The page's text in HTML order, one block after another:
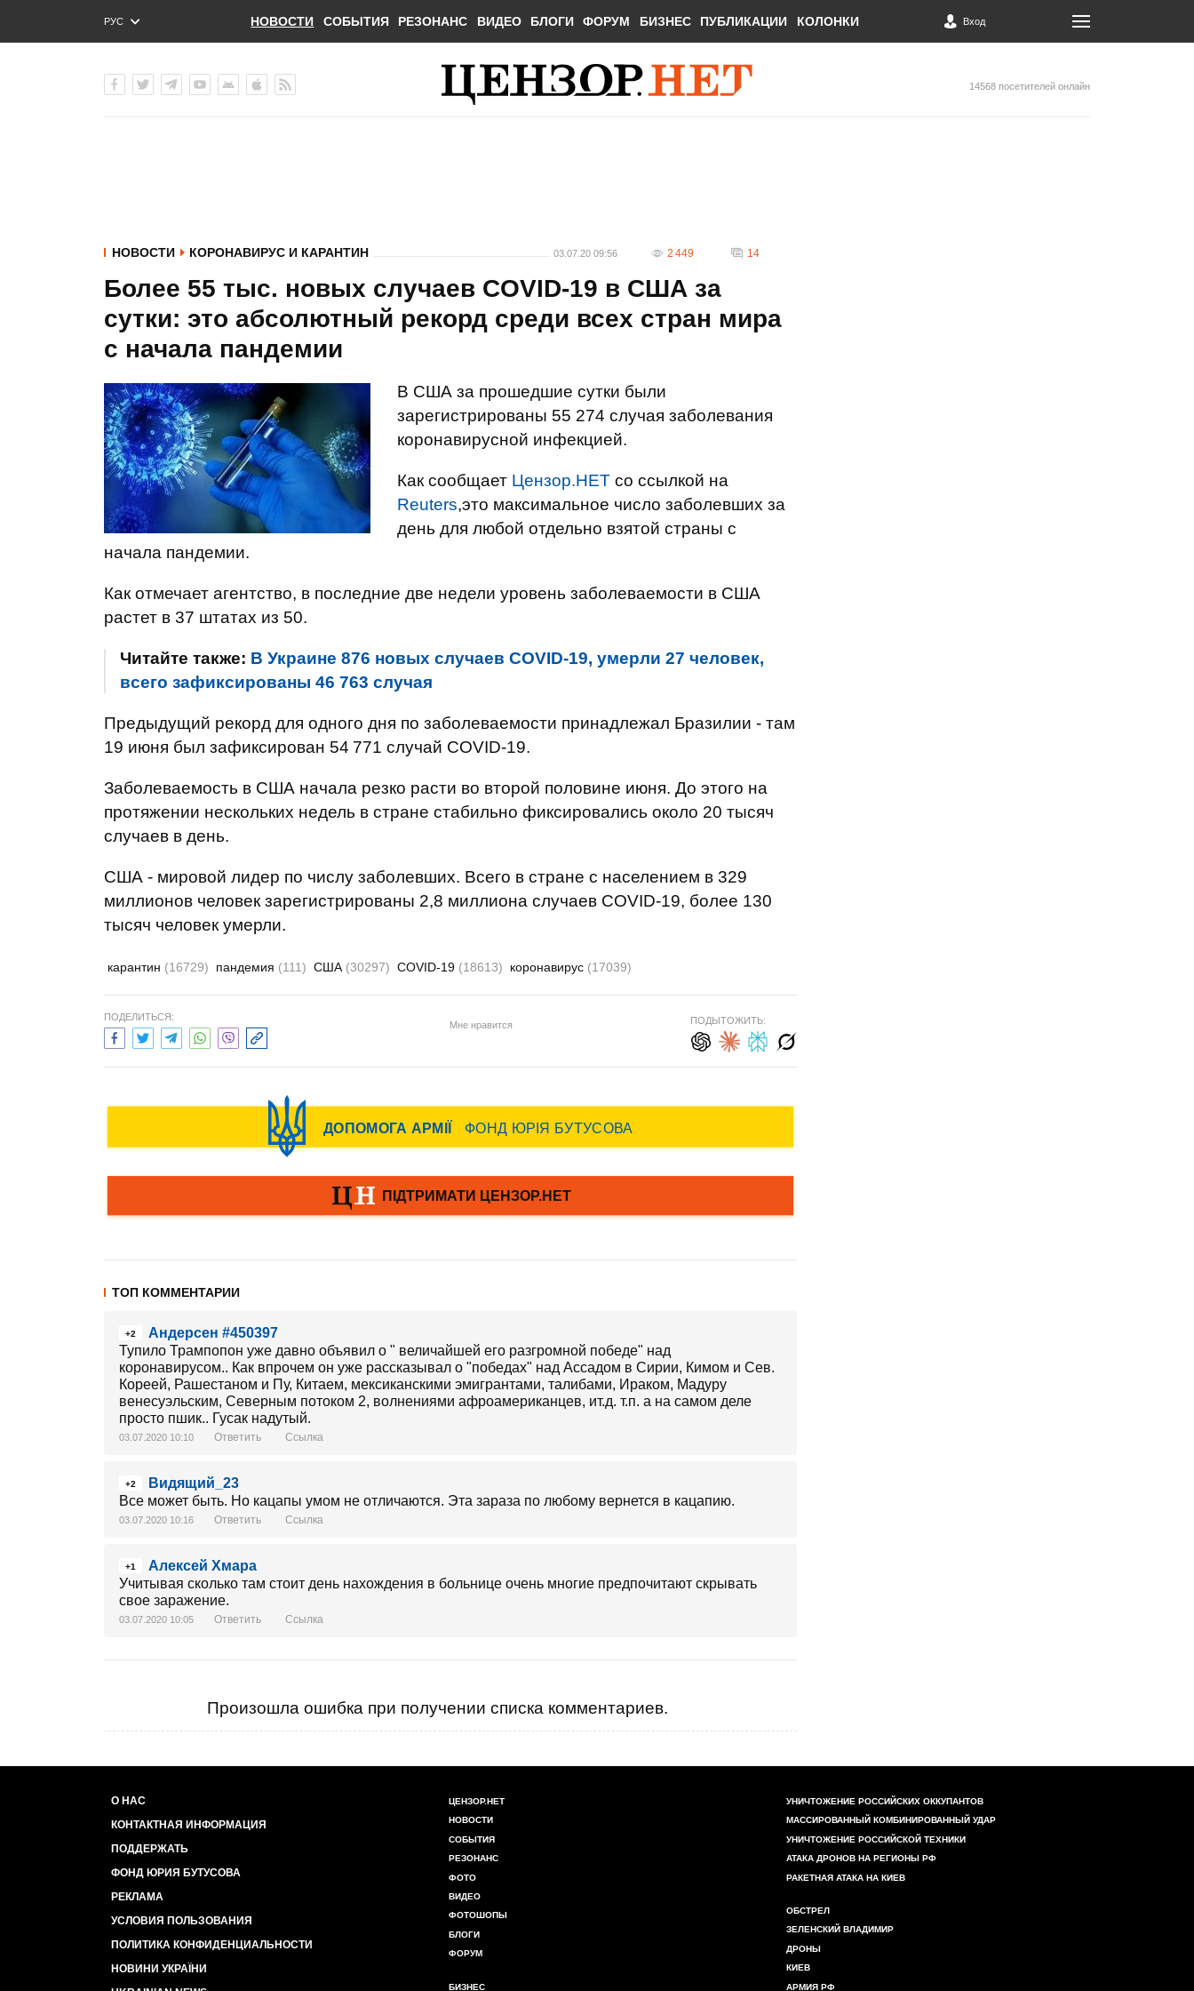
РУС
ENG
НОВОСТИ СОБЫТИЯ РЕЗОНАНС ВИДЕО БЛОГИ ФОРУМ БИЗНЕС ПУБЛИКАЦИИ КОЛОНКИ Вход
14568 посетителей онлайн
НОВОСТИ КОРОНАВИРУС И КАРАНТИН 03.07.20 09:56 2 449 14
Более 55 тыс. новых случаев COVID-19 в США за
сутки: это абсолютный рекорд среди всех стран мира
с начала пандемии
В США за прошедшие сутки были
зарегистрированы 55 274 случая заболевания
коронавирусной инфекцией.
Как сообщает Цензор.НЕТ со ссылкой на
Reuters,это максимальное число заболевших за
день для любой отдельно взятой страны с
начала пандемии.
Как отмечает агентство, в последние две недели уровень заболеваемости в США
растет в 37 штатах из 50.
Читайте также: В Украине 876 новых случаев COVID-19, умерли 27 человек,
всего зафиксированы 46 763 случая
Предыдущий рекорд для одного дня по заболеваемости принадлежал Бразилии - там
19 июня был зафиксирован 54 771 случай COVID-19.
Заболеваемость в США начала резко расти во второй половине июня. До этого на
протяжении нескольких недель в стране стабильно фиксировались около 20 тысяч
случаев в день.
США - мировой лидер по числу заболевших. Всего в стране с населением в 329
миллионов человек зарегистрированы 2,8 миллиона случаев COVID-19, более 130
тысяч человек умерли.
карантин (16729) пандемия (111) США (30297) COVID-19 (18613) коронавирус (17039)
ПОДЕЛИТЬСЯ:
Мне нравится ПОДЫТОЖИТЬ:
ТОП КОММЕНТАРИИ
+2
Андерсен #450397
Тупило Трампопон уже давно объявил о " величайшей его разгромной победе" над
коронавирусом.. Как впрочем он уже рассказывал о "победах" над Ассадом в Сирии, Кимом и Сев.
Кореей, Рашестаном и Пу, Китаем, мексиканскими эмигрантами, талибами, Ираком, Мадуру
венесуэльским, Северным потоком 2, волнениями афроамериканцев, ит.д. т.п. а на самом деле
просто пшик.. Гусак надутый.
03.07.2020 10:10 Ответить Ссылка
+2
Видящий_23
Все может быть. Но кацапы умом не отличаются. Эта зараза по любому вернется в кацапию.
03.07.2020 10:16 Ответить Ссылка
+1
Алексей Хмара
Учитывая сколько там стоит день нахождения в больнице очень многие предпочитают скрывать
свое заражение.
03.07.2020 10:05 Ответить Ссылка
Произошла ошибка при получении списка комментариев.
О НАС
КОНТАКТНАЯ ИНФОРМАЦИЯ
ПОДДЕРЖАТЬ
ФОНД ЮРИЯ БУТУСОВА
РЕКЛАМА
УСЛОВИЯ ПОЛЬЗОВАНИЯ
ПОЛИТИКА КОНФИДЕНЦИАЛЬНОСТИ
НОВИНИ УКРАЇНИ
ЦЕНЗОР.НЕТ
НОВОСТИ
СОБЫТИЯ
РЕЗОНАНС
ФОТО
ВИДЕО
ФОТОШОПЫ
БЛОГИ
ФОРУМ
БИЗНЕС
УНИЧТОЖЕНИЕ РОССИЙСКИХ ОККУПАНТОВ
МАССИРОВАННЫЙ КОМБИНИРОВАННЫЙ УДАР
УНИЧТОЖЕНИЕ РОССИЙСКОЙ ТЕХНИКИ
АТАКА ДРОНОВ НА РЕГИОНЫ РФ
РАКЕТНАЯ АТАКА НА КИЕВ
ОБСТРЕЛ
ЗЕЛЕНСКИЙ ВЛАДИМИР
ДРОНЫ
КИЕВ
АРМИЯ РФ